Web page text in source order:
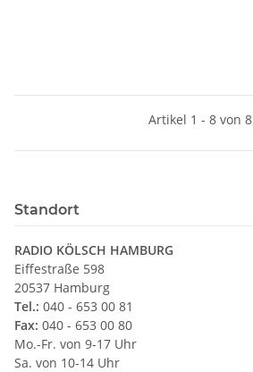
Artikel 1 - 8 von 8
Standort
RADIO KÖLSCH HAMBURG
Eiffestraße 598
20537 Hamburg
Tel.: 040 - 653 00 81
Fax: 040 - 653 00 80
Mo.-Fr. von 9-17 Uhr
Sa. von 10-14 Uhr